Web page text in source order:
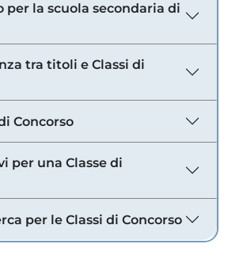
per la scuola secondaria di
tra titoli e Classi di
Concorso
per una Classe di
per le Classi di Concorso